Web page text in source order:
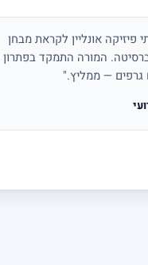
פיזיקה אונליין לקראת מבחן
המורה התמקד
גרפים — ממליץ."